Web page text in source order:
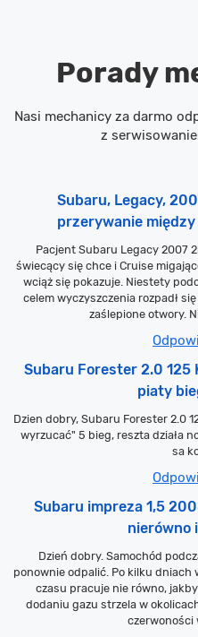
Porady
Nasi mechanicy za darmo
z
Subaru, Legacy,
przerywanie
Pacjent Subaru Legacy 2007
świecący się chce i Cruise
wciąż się pokazuje. Niestety
celem wyczyszczenia rozpadł
zaślepione otwory.
Subaru Forester 2.0 125
piaty
Dzien dobry, Subaru Forester 2.0
wyrzucać" 5 bieg, reszta działa
sa
Subaru impreza 1,5
nierówno
Dzień dobry. Samochód
ponownie odpalić. Po kilku dniach
czasu pracuje nie równo,
dodaniu gazu strzela w
czerwoności